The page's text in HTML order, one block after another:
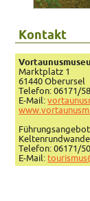
Kontakt
Marktplatz 1
61440 Oberursel
Telefon: 06171/
E-Mail:
Telefon: 06171/
E-Mail: